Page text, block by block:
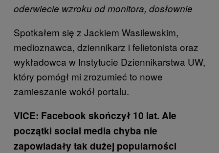
oderwiecie wzroku od monitora, dosłownie
Spotkałem się z Jackiem Wasilewskim,
medioznawca, dziennikarz i felietonista oraz
wykładowca w Instytucie Dziennikarstwa UW,
który pomógł mi zrozumieć to nowe
zamieszanie wokół portalu.
VICE: Facebook skończył 10 lat. Ale
początki social media chyba nie
zapowiadały tak dużej popularności